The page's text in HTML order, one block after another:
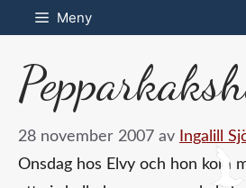
Hoppa
till
innehåll
Meny
28 november 2007 av
Ingalill
Onsdag hos Elvy och hon kom